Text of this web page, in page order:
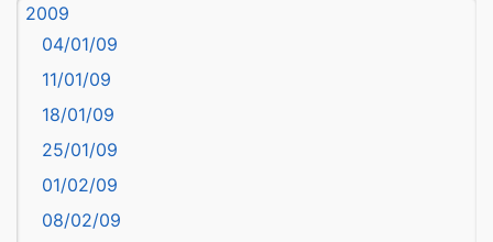
Balıkesir
Bartın
başkentler
Batman
Bayburt
Bilecik
Bingöl
2009
04/01/09
11/01/09
18/01/09
25/01/09
01/02/09
08/02/09